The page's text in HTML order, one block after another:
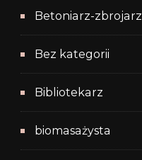
Betoniarz-zbrojarz
Bez kategorii
Bibliotekarz
biomasażysta